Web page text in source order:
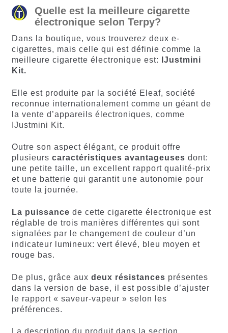
Quelle est la meilleure cigarette
électronique selon Terpy?
Dans la boutique, vous trouverez deux e-
cigarettes, mais celle qui est définie comme la
meilleure cigarette électronique est:
IJustmini
Kit.
Elle est produite par la société Eleaf, société
reconnue internationalement comme un géant de
la vente d’appareils électroniques, comme
IJustmini Kit.
Outre son aspect élégant, ce produit offre
plusieurs caractéristiques avantageuses dont:
une petite taille, un excellent rapport qualité-prix
et une batterie qui garantit une autonomie pour
toute la journée.
La puissance de cette cigarette électronique est
réglable de trois manières différentes qui sont
signalées par le changement de couleur d’un
indicateur lumineux: vert élevé, bleu moyen et
rouge bas.
De plus, grâce aux deux résistances présentes
dans la version de base, il est possible d’ajuster
le rapport « saveur-vapeur » selon les
préférences.